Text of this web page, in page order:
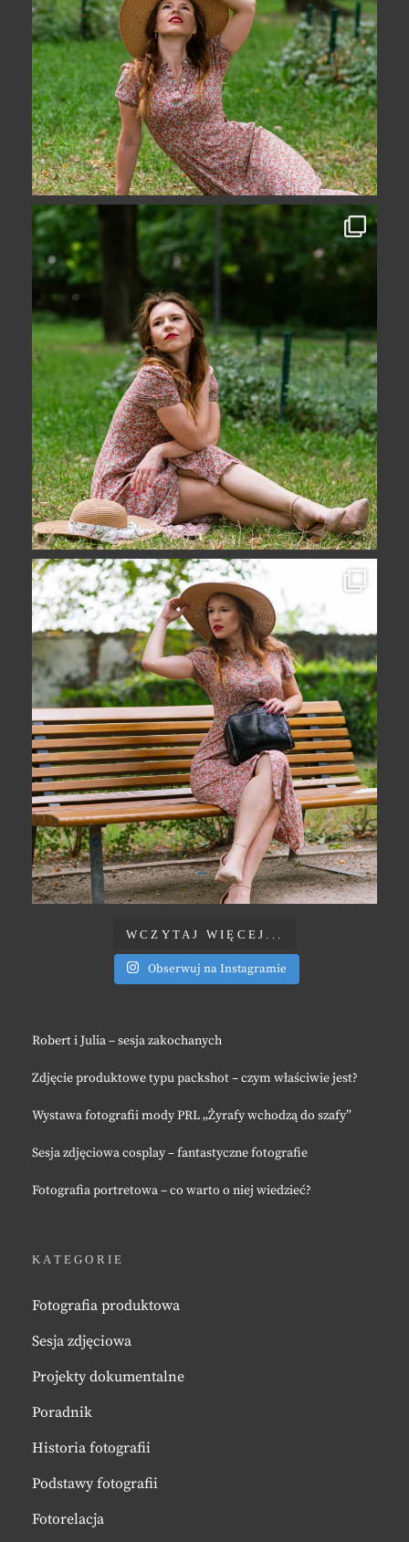
WCZYTAJ WIĘCEJ...
Obserwuj na Instagramie
Robert i Julia – sesja zakochanych
Zdjęcie produktowe typu packshot – czym właściwie jest?
Wystawa fotografii mody PRL „Żyrafy wchodzą do szafy”
Sesja zdjęciowa cosplay – fantastyczne fotografie
Fotografia portretowa – co warto o niej wiedzieć?
KATEGORIE
Fotografia produktowa
Sesja zdjęciowa
Projekty dokumentalne
Poradnik
Historia fotografii
Podstawy fotografii
Fotorelacja